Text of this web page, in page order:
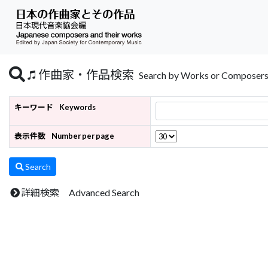
作曲家・作品検索 Search by Works or Composers
キーワード Keywords
表示件数 Number per page
Search
詳細検索 Advanced Search